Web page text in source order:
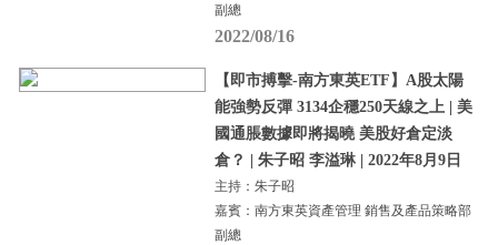
副總
2022/08/16
【即市搏擊-南方東英ETF】A股太陽
能強勢反彈 3134企穩250天線之上 | 美
國通脹數據即將揭曉 美股好倉定淡
倉？ | 朱子昭 李溢琳 | 2022年8月9日
主持：朱子昭
嘉賓：南方東英資產管理 銷售及產品策略部
副總